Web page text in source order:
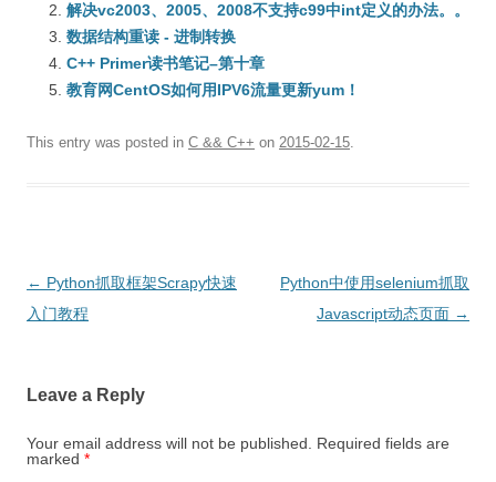
解决vc2003、2005、2008不支持c99中int定义的办法。。
数据结构重读 - 进制转换
C++ Primer读书笔记–第十章
教育网CentOS如何用IPV6流量更新yum！
This entry was posted in C && C++ on 2015-02-15.
Post
navigation
← Python抓取框架Scrapy快速
入门教程
Python中使用selenium抓取
Javascript动态页面 →
Leave a Reply
Your email address will not be published.
Required fields are
marked *